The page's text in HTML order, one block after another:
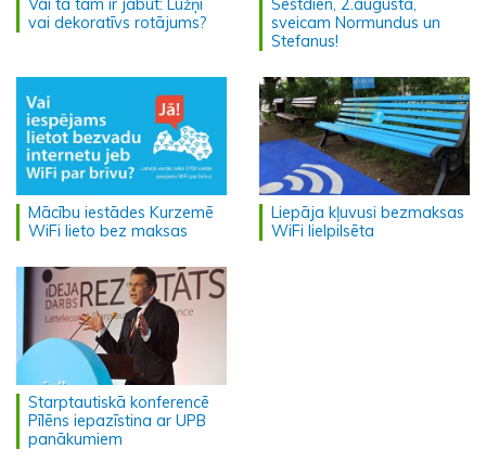
Vai tā tam ir jābūt: Lūžņi
vai dekoratīvs rotājums?
Sestdien, 2.augustā,
sveicam Normundus un
Stefanus!
Mācību iestādes Kurzemē
WiFi lieto bez maksas
Liepāja kļuvusi bezmaksas
WiFi lielpilsēta
Starptautiskā konferencē
Pīlēns iepazīstina ar UPB
panākumiem